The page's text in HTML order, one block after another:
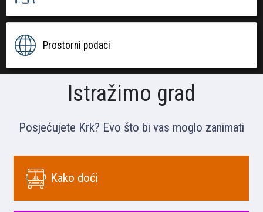
Prostorni podaci
Istražimo grad
Posjećujete Krk? Evo što bi vas moglo zanimati
Kako doći